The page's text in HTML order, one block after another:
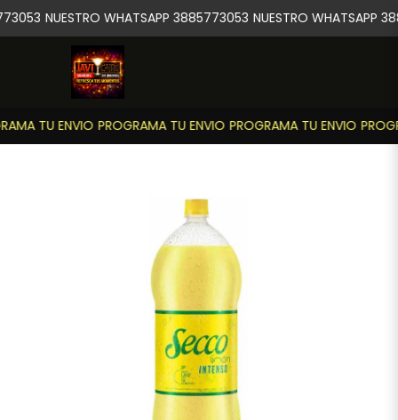
TU ENVIO PROGRAMA TU ENVIO PROGRAMA TU ENVIO
NUESTRO WHATSAPP 3885773053 NUESTRO WHATSAPP